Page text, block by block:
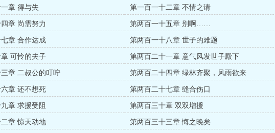
章 得与失 第一百一十二章 不情之请
章 尚需努力 第两百一十五章 别啊……
章 合作达成 第两百一十八章 世子的难题
可怜的夫子 第两百二十一章 意气风发世子殿下
章 二叔公的叮咛 第两百二十四章 绿林齐聚，风雨欲来
章 还不想死 第两百二十七章 缝合伤口
章 求援受阻 第两百三十章 双双增援
章 惊天动地 第两百三十三章 悔之晚矣